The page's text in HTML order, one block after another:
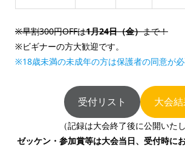
※早割300円OFFは1月24日（金）まで！
※ビギナーの方大歓迎です。
※18歳未満の未成年の方は保護者の同意が必
受付リスト 大会
（記録は大会終了後に公開いたし
ゼッケン・参加賞等は大会当日、受付時に